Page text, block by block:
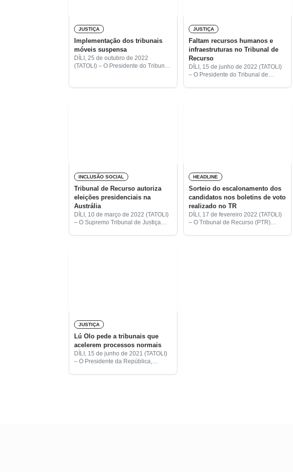
JUSTIÇA
Implementação dos tribunais
móveis suspensa
DÍLI, 25 de outubro de 2022
(TATOLI) – O Presidente do Tribunal
da Magistratura Judicial suspendeu
JUSTIÇA
Faltam recursos humanos e
infraestruturas no Tribunal de
Recurso
DÍLI, 15 de junho de 2022 (TATOLI)
– O Presidente do Tribunal de
INCLUSÃO SOCIAL
Tribunal de Recurso autoriza
eleições presidenciais na
Austrália
DÍLI, 10 de março de 2022 (TATOLI)
– O Supremo Tribunal de Justiça
HEADLINE
Sorteio do escalonamento dos
candidatos nos boletins de voto
realizado no TR
DÍLI, 17 de fevereiro 2022 (TATOLI)
– O Tribunal de Recurso (PTR)
JUSTIÇA
Lú Olo pede a tribunais que
acelerem processos normais
DÍLI, 15 de junho de 2021 (TATOLI)
– O Presidente da República,